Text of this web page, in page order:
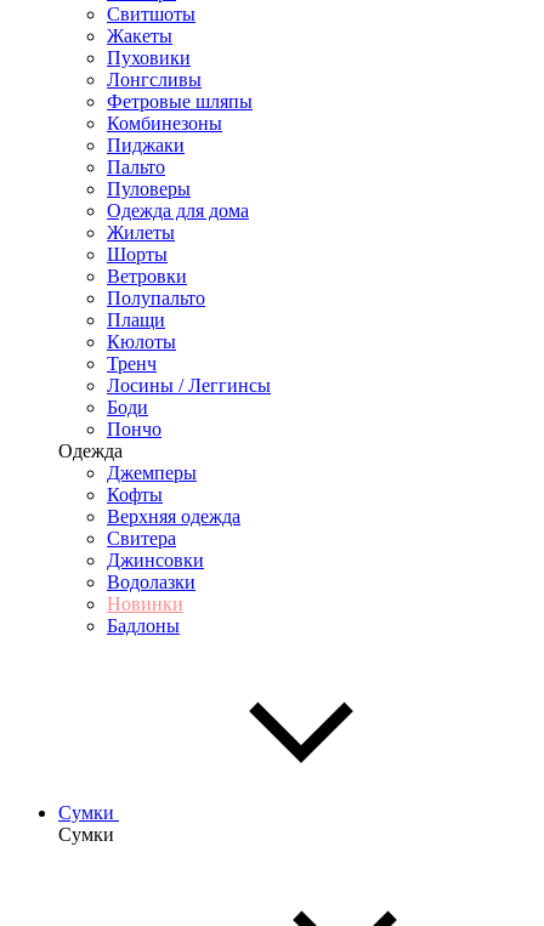
Свитшоты
Жакеты
Пуховики
Лонгсливы
Фетровые шляпы
Комбинезоны
Пиджаки
Пальто
Пуловеры
Одежда для дома
Жилеты
Шорты
Ветровки
Полупальто
Плащи
Кюлоты
Тренч
Лосины / Леггинсы
Боди
Пончо
Одежда
Джемперы
Кофты
Верхняя одежда
Свитера
Джинсовки
Водолазки
Новинки
Бадлоны
Сумки
Сумки